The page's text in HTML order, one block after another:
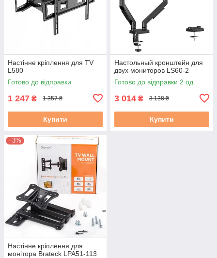
Настінне кріплення для TV
L580
Готово до відправки
1 247 ₴ 1 357 ₴
Купити
Настольный кронштейн для
двух мониторов LS60-2
Готово до відправки 2 од.
3 014 ₴ 3 138 ₴
Купити
–3%
Настінне кріплення для
монітора Brateck LPA51-113